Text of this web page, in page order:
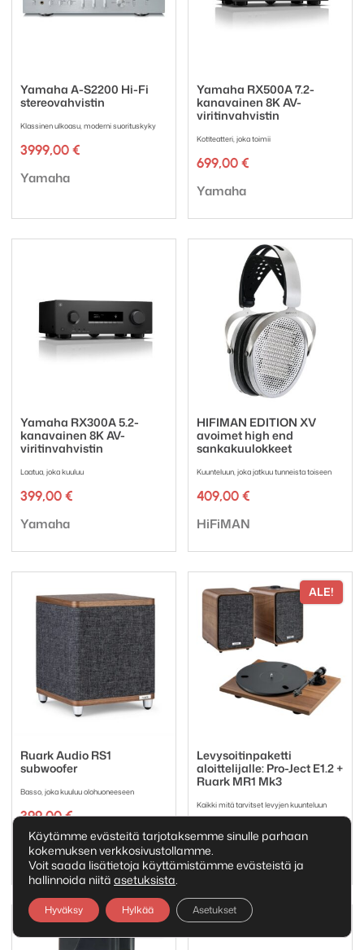
Yamaha A-S2200 Hi-Fi
stereovahvistin
Klassinen ulkoasu, moderni suorituskyky
3999,00 €
Tuotemerkki:
Yamaha
Yamaha RX500A 7.2-
kanavainen 8K AV-
viritinvahvistin
Kotiteatteri, joka toimii
699,00 €
Tuotemerkki:
Yamaha
Yamaha RX300A 5.2-
kanavainen 8K AV-
viritinvahvistin
Laatua, joka kuuluu
399,00 €
Tuotemerkki:
Yamaha
HIFIMAN EDITION XV
avoimet high end
sankakuulokkeet
Kuunteluun, joka jatkuu tunneista toiseen
409,00 €
Tuotemerkki:
HiFiMAN
Ruark Audio RS1
subwoofer
Basso, joka kuuluu olohuoneeseen
399,00€
Tuotemerkki:
Ruark Audio
ALE!
Levysoitinpaketti
aloittelijalle: Pro-Ject E1.2 +
Ruark MR1 Mk3
Kaikki mitä tarvitset levyjen kuunteluun
868,00
hinta
868,00 €.
827,00 €
Nykyinen
hinta
827,00 €.
Tuotemerkki:
Pro-Ject
ALE!
Käytämme evästeitä tarjotaksemme sinulle parhaan
kokemuksen verkkosivustollamme.
Voit saada lisätietoja käyttämistämme evästeistä ja
hallinnoida niitä asetuksista.
Hyväksy Hylkää Asetukset